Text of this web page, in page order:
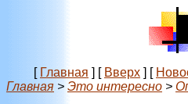
[ Главная ] [ Вверх ] [
Главная > Это интересно >